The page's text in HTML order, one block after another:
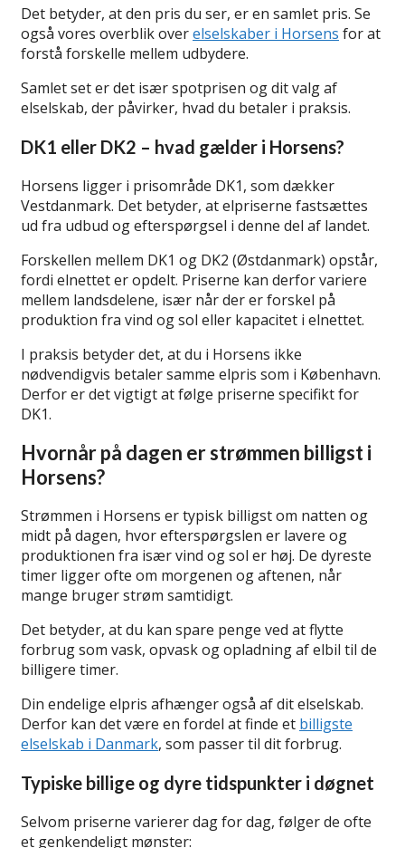
Det betyder, at den pris du ser, er en samlet pris. Se
også vores overblik overelselskaber i Horsens for at
forstå forskelle mellem udbydere.
Samlet set er det især spotprisen og dit valg af
elselskab, der påvirker, hvad du betaler i praksis.
DK1 eller DK2 – hvad gælder i Horsens?
Horsens ligger i prisområde DK1, som dækker
Vestdanmark. Det betyder, at elpriserne fastsættes
ud fra udbud og efterspørgsel i denne del af landet.
Forskellen mellem DK1 og DK2 (Østdanmark) opstår,
fordi elnettet er opdelt. Priserne kan derfor variere
mellem landsdelene, især når der er forskel på
produktion fra vind og sol eller kapacitet i elnettet.
I praksis betyder det, at du i Horsens ikke
nødvendigvis betaler samme elpris som i København.
Derfor er det vigtigt at følge priserne specifikt for
DK1.
Hvornår på dagen er strømmen billigst i
Horsens?
Strømmen i Horsens er typisk billigst om natten og
midt på dagen, hvor efterspørgslen er lavere og
produktionen fra især vind og sol er høj. De dyreste
timer ligger ofte om morgenen og aftenen, når
mange bruger strøm samtidigt.
Det betyder, at du kan spare penge ved at flytte
forbrug som vask, opvask og opladning af elbil til de
billigere timer.
Din endelige elpris afhænger også af dit elselskab.
Derfor kan det være en fordel at finde et billigste
elselskab i Danmark, som passer til dit forbrug.
Typiske billige og dyre tidspunkter i døgnet
Selvom priserne varierer dag for dag, følger de ofte
et genkendeligt mønster: